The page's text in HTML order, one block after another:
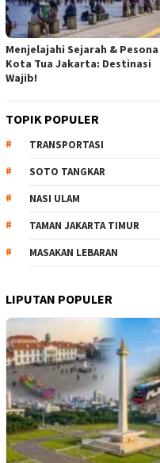
Menjelajahi Sejarah & Pesona
Kota Tua Jakarta: Destinasi
Wajib!
TOPIK POPULER
TRANSPORTASI
SOTO TANGKAR
NASI ULAM
TAMAN JAKARTA TIMUR
MASAKAN LEBARAN
LIPUTAN POPULER